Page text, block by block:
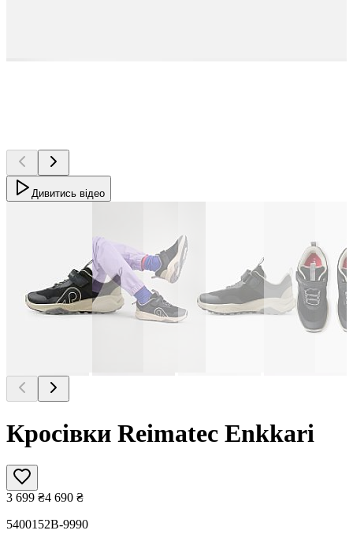
Дивитись відео
Кросівки Reimatec Enkkari
3 699 ₴4 690 ₴
5400152B-9990